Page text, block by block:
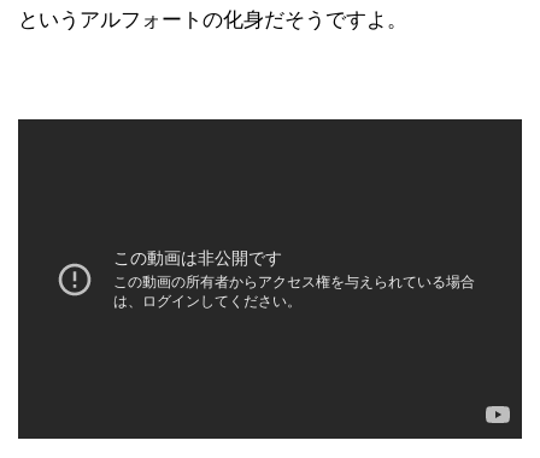
というアルフォートの化身だそうですよ。